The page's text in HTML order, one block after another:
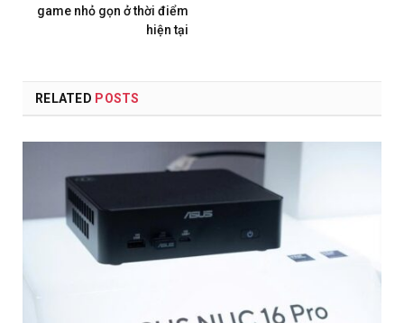
game nhỏ gọn ở thời điểm
hiện tại
RELATED POSTS